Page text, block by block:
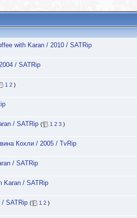
with Karan / 2010 / SATRip
/ SATRip
1 2 )
/ SATRip ( 1 2 3 )
Кохли / 2005 / TvRip
/ SATRip
Karan / SATRip
SATRip ( 1 2 )